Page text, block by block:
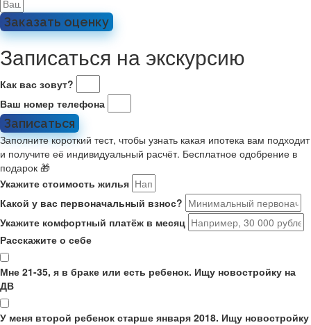
Заказать оценку
Записаться на экскурсию
Как вас зовут?
Ваш номер телефона
Записаться
Заполните короткий тест, чтобы узнать какая ипотека вам подходит
и получите её индивидуальный расчёт. Бесплатное одобрение в
подарок 🎁
Укажите стоимость жилья
Какой у вас первоначальный взнос?
Укажите комфортный платёж в месяц
Расскажите о себе
Мне 21-35, я в браке или есть ребенок. Ищу новостройку на
ДВ
У меня второй ребенок старше января 2018. Ищу новостройку